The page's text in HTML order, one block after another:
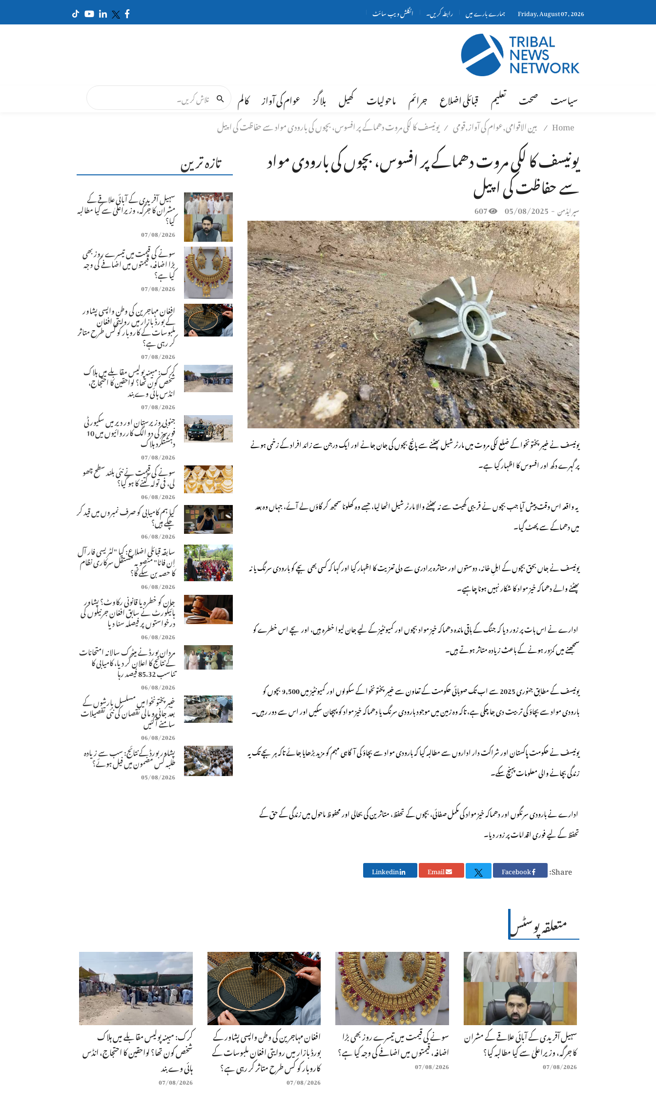
Friday, August 07, 2026 ہمارے بارے میں رابطہ کریں۔ انگلش ویب سائٹ
سیاست صحت تعلیم قبائلی اضلاع جرائم ماحولیات کھیل بلاگز عوام کی آواز کالم
یونیسف کا لکی مروت دھماکے پر افسوس، بچوں کی بارودی مواد سے حفاظت کی اپیل Home
/ بین الاقوامی,عوام کی آواز,قومی /
یونیسف کا لکی مروت دھماکے پر افسوس، بچوں کی بارودی مواد
سے حفاظت کی اپیل
سپر ایڈمن -
05/08/2025
یونیسف نے خیبر پختونخوا کے ضلع لکی مروت میں مارٹر شیل پھٹنے سے پانچ بچوں کی جان جانے اور ایک درجن سے زائد افراد کے زخمی ہونے
پر گہرے دکھ اور افسوس کا اظہار کیا ہے۔
یہ واقعہ اس وقت پیش آیا جب بچوں نے قریبی کھیت سے نہ پھٹنے والا مارٹر شیل اٹھا لیا، جسے وہ کھلونا سمجھ کر گاؤں لے آئے، جہاں وہ بعد
میں دھماکے سے پھٹ گیا۔
یونیسف نے جاں بحق بچوں کے اہلِ خانہ، دوستوں اور متاثرہ برادری سے دلی تعزیت کا اظہار کیا اور کہا کہ کسی بھی بچے کو بارودی سرنگ یا نہ
پھٹنے والے دھماکہ خیز مواد کا شکار نہیں ہونا چاہیے۔
ادارے نے اس بات پر زور دیا کہ جنگ کے باقی ماندہ دھماکہ خیز مواد بچوں اور کمیونٹیز کے لیے جان لیوا خطرہ ہیں، اور بچے اس خطرے کو
سمجھنے میں کمزور ہونے کے باعث زیادہ متاثر ہوتے ہیں۔
یونیسف کے مطابق جنوری 2025 سے اب تک صوبائی حکومت کے تعاون سے خیبر پختونخوا کے سکولوں اور کمیونٹیز میں 9,500 بچوں کو
بارودی مواد سے بچاؤ کی تربیت دی جا چکی ہے، تاکہ وہ زمین میں موجود بارودی سرنگ یا دھماکہ خیز مواد کو پہچان سکیں اور اس سے دور رہیں۔
یونیسف نے حکومت پاکستان اور شراکت دار اداروں سے مطالبہ کیا کہ بارودی مواد سے بچاؤ کی آگاہی مہم کو مزید بڑھایا جائے تاکہ ہر بچے تک یہ
زندگی بچانے والی معلومات پہنچ سکے۔
ادارے نے بارودی سرنگوں اور دھماکہ خیز مواد کی مکمل صفائی، بچوں کے تحفظ، متاثرین کی بحالی اور محفوظ ماحول میں زندگی کے حق کے
تحفظ کے لیے فوری اقدامات پر زور دیا۔
Share:
Email
Linkedin
تازہ ترین
سہیل آفریدی کے آبائی علاقے کے
مشران کا جرگہ، وزیراعلیٰ سے کیا مطالبہ
کیا؟
07/08/2026
سونے کی قیمت میں تیسرے روز بھی
بڑا اضافہ، قیمتوں میں اضافے کی وجہ
کیا ہے؟
07/08/2026
افغان مہاجرین کی وطن واپسی پشاور
کے بورڈ بازار میں روایتی افغان
ملبوسات کے کاروبار کو کس طرح متاثر
کر رہی ہے؟
07/08/2026
کرک: مبینہ پولیس مقابلے میں ہلاک
شخص کون تھا؟ لواحقین کا احتجاج،
انڈس ہائی وے بند
07/08/2026
جنوبی وزیرستان اور دیر میں سکیورٹی
فورسز کی دو الگ کارروائیوں میں 10
دہشتگرد ہلاک
07/08/2026
سونے کی قیمت نے نئی بلند سطح چھو
لی، فی تولہ کتنے کا ہو گیا؟
06/08/2026
کیا ہم کامیابی کو صرف نمبروں میں قید کر
چکے ہیں؟
06/08/2026
سابقہ قبائلی اضلاع: کیا "لٹریسی فار آل
اِن فاٹا" منصوبہ مستقل سرکاری نظام
کا حصہ بن سکے گا؟
06/08/2026
جان کو خطرہ یا قانونی رکاوٹ؟ پشاور
ہائیکورٹ نے سابق افغان جرنیلوں کی
درخواستوں پر فیصلہ سنا دیا
06/08/2026
مردان بورڈ نے میٹرک سالانہ امتحانات
کے نتائج کا اعلان کر دیا، کامیابی کا
تناسب 85.32 فیصد رہا
06/08/2026
خیبرپختونخوا میں مسلسل بارشوں کے
بعد جانی و مالی نقصان کی نئی تفصیلات
سامنے آگئیں
06/08/2026
پشاور بورڈ کے نتائج: سب سے زیادہ
طلبہ کس مضمون میں فیل ہوئے؟
05/08/2026
متعلقہ پوسٹس
سہیل آفریدی کے آبائی علاقے کے مشران
کا جرگہ، وزیراعلیٰ سے کیا مطالبہ کیا؟
07/08/2026
سونے کی قیمت میں تیسرے روز بھی بڑا
اضافہ، قیمتوں میں اضافے کی وجہ کیا ہے؟
07/08/2026
افغان مہاجرین کی وطن واپسی پشاور کے
بورڈ بازار میں روایتی افغان ملبوسات کے
کاروبار کو کس طرح متاثر کر رہی ہے؟
07/08/2026
کرک: مبینہ پولیس مقابلے میں ہلاک
شخص کون تھا؟ لواحقین کا احتجاج، انڈس
ہائی وے بند
07/08/2026